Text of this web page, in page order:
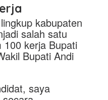
kabupaten
salah satu
100 kerja Bupati
Bupati Andi
saya